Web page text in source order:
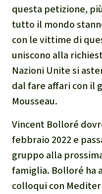
questa petizione,
tutto il mondo
con le vittime di
uniscono alla
Nazioni Unite si
dal fare affari con il
Mousseau.
Vincent Bolloré
febbraio 2022 e
gruppo alla
famiglia. Bolloré ha
colloqui con